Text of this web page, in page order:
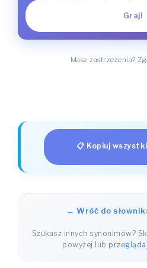
Graj!
Masz zastrzeżenia?
📋 Kopiuj
← Wróć do
Szukasz innych synonimów?
powyżej lub